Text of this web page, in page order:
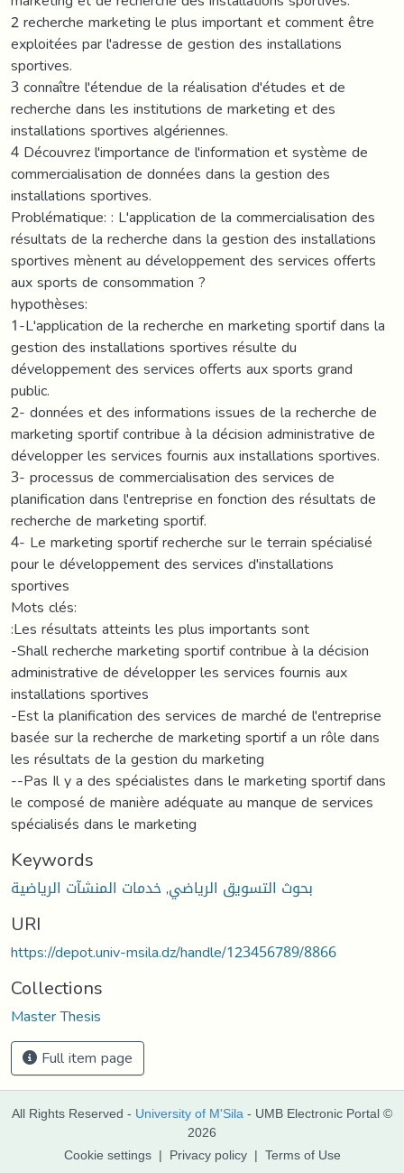
2 recherche marketing le plus important et comment être
exploitées par l'adresse de gestion des installations
sportives.
3 connaître l'étendue de la réalisation d'études et de
recherche dans les institutions de marketing et des
installations sportives algériennes.
4 Découvrez l'importance de l'information et système de
commercialisation de données dans la gestion des
installations sportives.
Problématique: : L'application de la commercialisation des
résultats de la recherche dans la gestion des installations
sportives mènent au développement des services offerts
aux sports de consommation ?
hypothèses:
1-L'application de la recherche en marketing sportif dans la
gestion des installations sportives résulte du
développement des services offerts aux sports grand
public.
2- données et des informations issues de la recherche de
marketing sportif contribue à la décision administrative de
développer les services fournis aux installations sportives.
3- processus de commercialisation des services de
planification dans l'entreprise en fonction des résultats de
recherche de marketing sportif.
4- Le marketing sportif recherche sur le terrain spécialisé
pour le développement des services d'installations
sportives
Mots clés:
:Les résultats atteints les plus importants sont
-Shall recherche marketing sportif contribue à la décision
administrative de développer les services fournis aux
installations sportives
-Est la planification des services de marché de l'entreprise
basée sur la recherche de marketing sportif a un rôle dans
les résultats de la gestion du marketing
--Pas Il y a des spécialistes dans le marketing sportif dans
le composé de manière adéquate au manque de services
spécialisés dans le marketing
Keywords
بحوث التسويق الرياضي,خدمات المنشآت الرياضية
URI
https://depot.univ-msila.dz/handle/123456789/8866
Collections
Master Thesis
Full item page
All Rights Reserved - University of M'Sila - UMB Electronic Portal ©
2026
Cookie settings | Privacy policy | Terms of Use